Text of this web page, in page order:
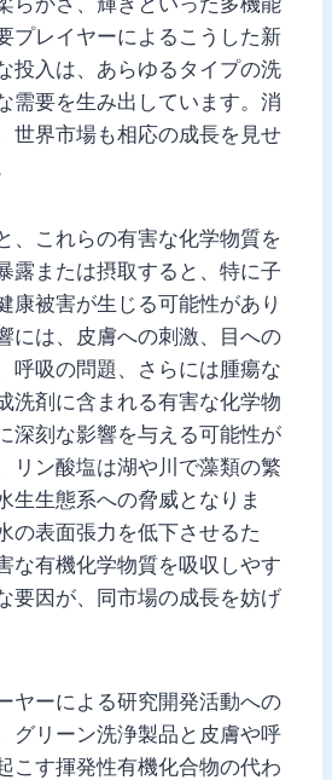
プレイヤーによるこうした新
投入は、あらゆるタイプの洗
需要を生み出しています。消
世界市場も相応の成長を見せ
、これらの有害な化学物質を
露または摂取すると、特に子
康被害が生じる可能性があり
には、皮膚への刺激、目への
呼吸の問題、さらには腫瘍な
洗剤に含まれる有害な化学物
深刻な影響を与える可能性が
リン酸塩は湖や川で藻類の繁
生生態系への脅威となりま
の表面張力を低下させるた
な有機化学物質を吸収しやす
要因が、同市場の成長を妨げ
ヤーによる研究開発活動への
グリーン洗浄製品と皮膚や呼
こす揮発性有機化合物の代わ